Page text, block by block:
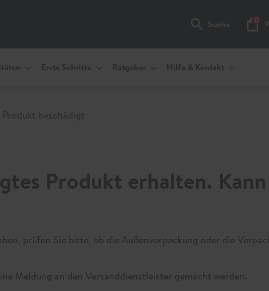
Suche 0
Erste Schritte Ratgeber Hilfe & Kontakt
Produkt beschädigt
Produkt erhalten. Kann
prüfen Sie bitte, ob die Außenverpackung oder die
Meldung an den Versanddienstleister gemacht werden.